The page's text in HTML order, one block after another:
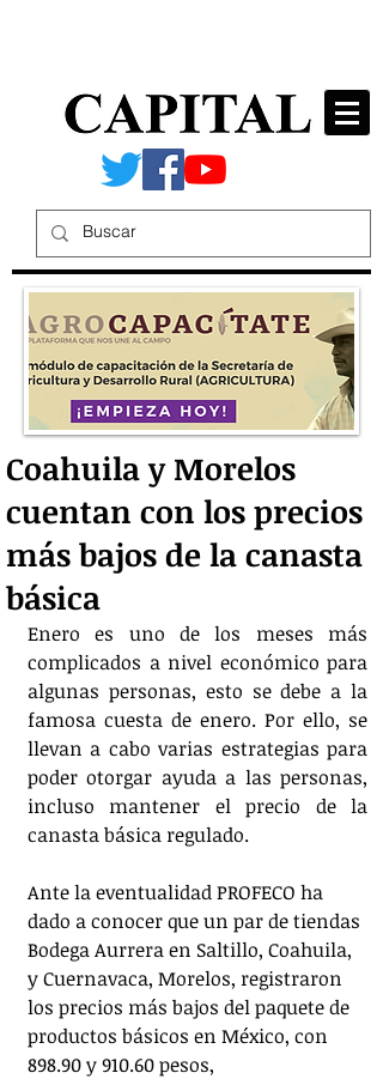
Coahuila y Morelos
cuentan con los precios
más bajos de la canasta
básica
Enero es uno de los meses más
complicados a nivel económico para
algunas personas, esto se debe a la
famosa cuesta de enero. Por ello, se
llevan a cabo varias estrategias para
poder otorgar ayuda a las personas,
incluso mantener el precio de la
canasta básica regulado.
Ante la eventualidad PROFECO ha
dado a conocer que un par de tiendas
Bodega Aurrera en Saltillo, Coahuila,
y Cuernavaca, Morelos, registraron
los precios más bajos del paquete de
productos básicos en México, con
898.90 y 910.60 pesos,